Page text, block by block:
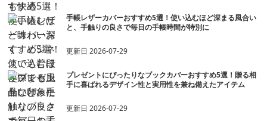
手帳レザーカバーおすすめ5選！使い込むほど深まる風合い
と、手触りの良さで毎日の手帳時間が特別に
更新日2026-07-29
プレゼントにぴったりなブックカバーおすすめ5選！贈る相
手に喜ばれるデザイン性と実用性を兼ね備えたアイテム
更新日2026-07-29